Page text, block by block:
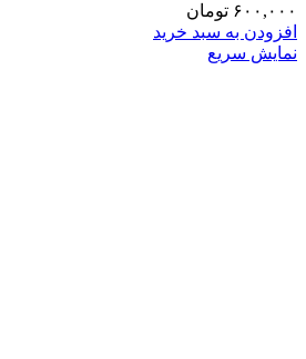
۶۰۰,۰۰۰ تومان
افزودن به سبد خرید
نمایش سریع